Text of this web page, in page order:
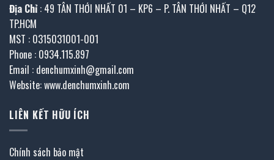
Địa Chỉ : 49 TÂN THỚI NHẤT 01 – KP6 – P. TÂN THỚI NHẤT – Q12
TP.HCM
MST : 0315031001-001
Phone : 0934.115.897
Email : denchumxinh@gmail.com
Website: www.denchumxinh.com
LIÊN KẾT HỮU ÍCH
Chính sách bảo mật